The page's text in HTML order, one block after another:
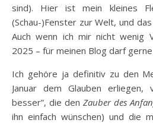
sind). Hier ist mein kleines
(Schau-)Fenster zur Welt, und
Auch wenn ich mir nicht wenig
2025 – für meinen Blog darf
Ich gehöre ja definitiv zu den
Januar dem Glauben
besser”, die den Zauber des
ihn einfach wünschen) und die